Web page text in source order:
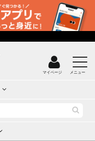
マイページ メニュー